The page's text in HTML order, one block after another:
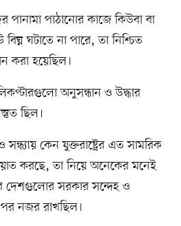
পানামা পাঠানোর কাজে কিউবা বা
ঘটাতে না পারে, তা নিশ্চিত
করা হয়েছিল।
অনুসন্ধান ও উদ্ধার
ছিল।
কেন যুক্তরাষ্ট্রের এত সামরিক
করছে, তা নিয়ে অনেকের মনেই
দেশগুলোর সরকার সন্দেহ ও
নজর রাখছিল।